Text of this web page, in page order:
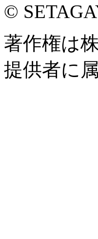
©
著作権は
提供者に